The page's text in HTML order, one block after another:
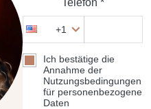
Telefon *
+1
Ich bestätige die
Annahme der
Nutzungsbedingungen
für personenbezogene
Daten